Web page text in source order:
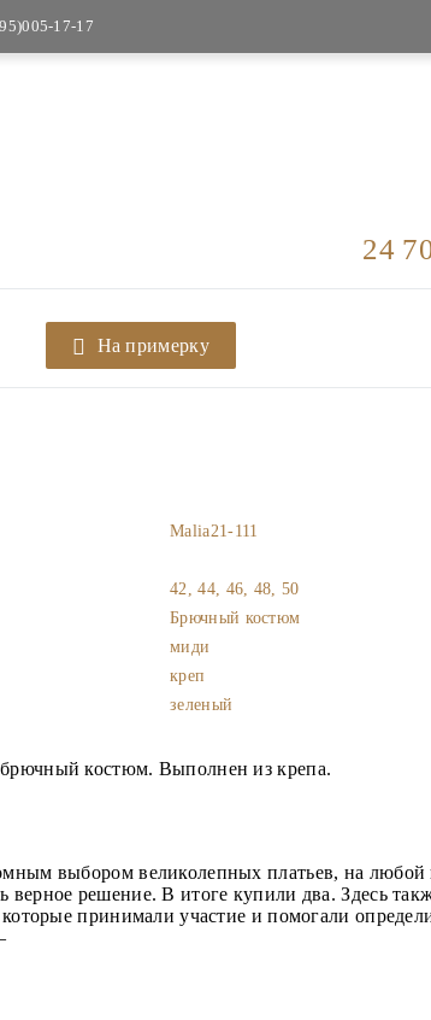
17-17
24
На примерку
Malia21-111
42, 44, 46, 48, 50
Брючный костюм
миди
креп
зеленый
костюм. Выполнен из крепа.
выбором великолепных платьев, на любой
решение. В итоге купили два. Здесь
которые принимали участие и помогали